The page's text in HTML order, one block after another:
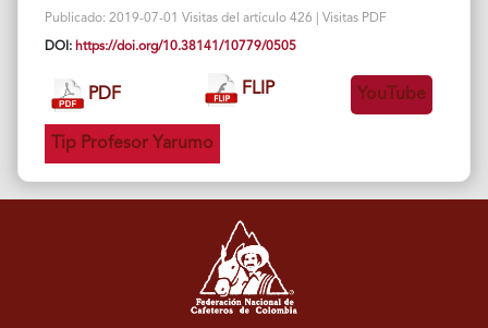
Publicado: 2019-07-01 Visitas del artículo 426 | Visitas PDF
DOI: https://doi.org/10.38141/10779/0505
PDF FLIP YouTube
Tip Profesor Yarumo